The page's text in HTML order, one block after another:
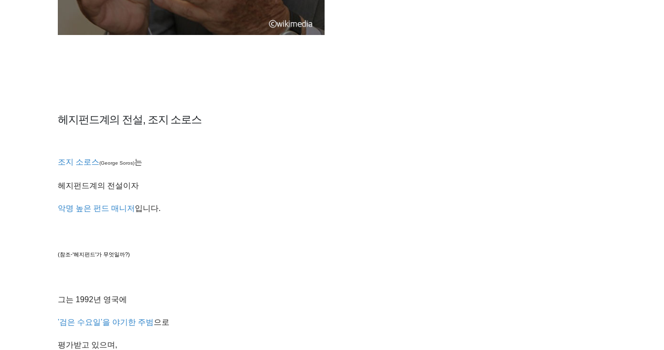
헤지펀드계의 전설, 조지 소로스
조지 소로스(George Soros)는
헤지펀드계의 전설이자
악명 높은 펀드 매니저 입니다.
(참조-'헤지펀드'가 무엇일까?)
그는 1992년 영국에
'검은 수요일'을 야기한 주범으로
평가받고 있으며,